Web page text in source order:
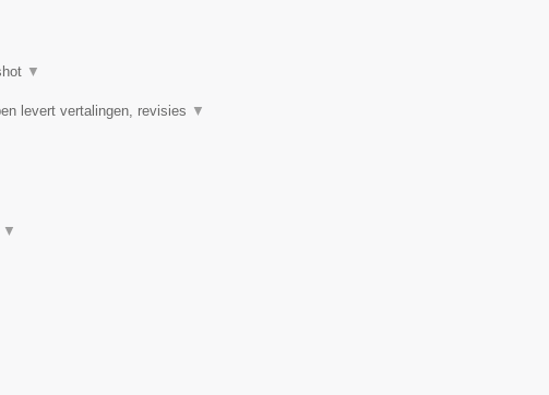
▼
levert vertalingen, revisies ▼
▼